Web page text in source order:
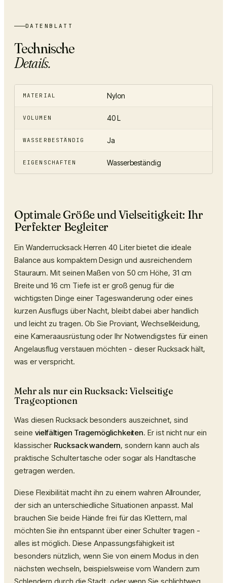
DATENBLATT
Technische
Details.
MATERIAL Nylon
VOLUMEN 40 L
WASSERBESTÄNDIG Ja
EIGENSCHAFTEN Wasserbeständig
Optimale Größe und Vielseitigkeit: Ihr
Perfekter Begleiter
Ein Wanderrucksack Herren 40 Literbietet die ideale
Balance aus kompaktem Design und ausreichendem
Stauraum. Mit seinen Maßen von 50 cm Höhe, 31 cm
Breite und 16 cm Tiefe ist er groß genug für die
wichtigsten Dinge einer Tageswanderung oder eines
kurzen Ausflugs über Nacht, bleibt dabei aber handlich
und leicht zu tragen. Ob Sie Proviant, Wechselkleidung,
eine Kameraausrüstung oder Ihr Notwendigstes für einen
Angelausflug verstauen möchten - dieser Rucksack hält,
was er verspricht.
Mehr als nur ein Rucksack: Vielseitige
Trageoptionen
Was diesen Rucksack besonders auszeichnet, sind
seine vielfältigen Tragemöglichkeiten. Er ist nicht nur ein
klassischer Rucksack wandern, sondern kann auch als
praktische Schultertasche oder sogar als Handtasche
getragen werden.
Diese Flexibilität macht ihn zu einem wahren Allrounder,
der sich an unterschiedliche Situationen anpasst. Mal
brauchen Sie beide Hände frei für das Klettern, mal
möchten Sie ihn entspannt über einer Schulter tragen -
alles ist möglich. Diese Anpassungsfähigkeit ist
besonders nützlich, wenn Sie von einem Modus in den
nächsten wechseln, beispielsweise vom Wandern zum